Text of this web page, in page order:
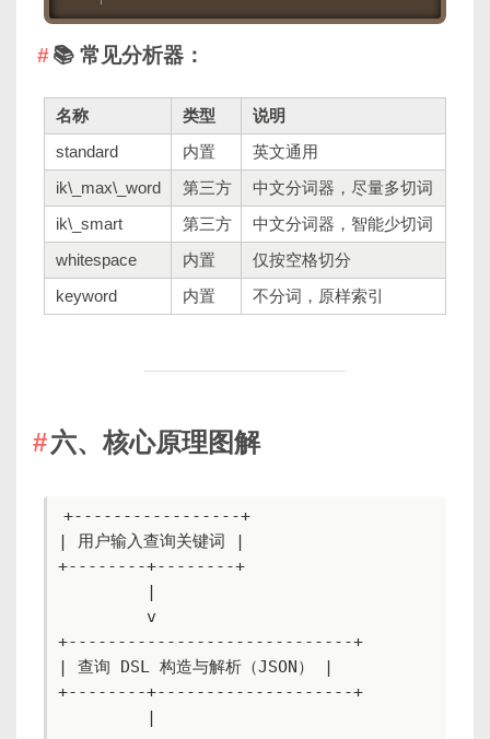
📚 常见分析器：
名称 类型
说明
standard
内置
英文通用
ik\_max\_word
第三方
中文分词器，尽量多切词
ik\_smart
第三方
中文分词器，智能少切词
whitespace
内置
仅按空格切分
keyword
内置 不分词，原样索引
六、核心原理图解
+-----------------+
| 用户输入查询关键词 |
+--------+--------+
+-----------------------------+
| 查询 DSL 构造与解析（JSON） |
+--------+--------------------+